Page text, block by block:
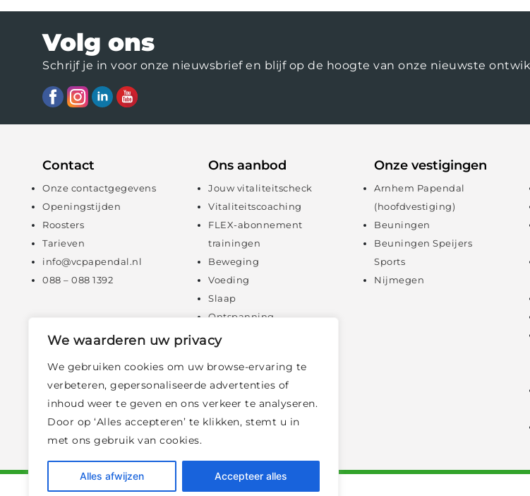
We waarderen uw privacy
We gebruiken cookies om uw browse-ervaring te
verbeteren, gepersonaliseerde advertenties of
inhoud weer te geven en ons verkeer te analyseren.
Door op ‘Alles accepteren’ te klikken, stemt u in
met ons gebruik van cookies.
Alles afwijzen Accepteer alles
Volg ons
Schrijf je in voor onze nieuwsbrief en blijf op de hoogte van onze nieuwste
Contact
Onze contactgegevens
Openingstijden
Roosters
Tarieven
info@vcpapendal.nl
088 – 088 1392
Ons aanbod
Jouw vitaliteitscheck
Vitaliteitscoaching
FLEX-abonnement
trainingen
Beweging
Voeding
Slaap
Ontspanning
Mentale fitheid
Online consulten
Onze vestigingen
Arnhem Papendal
(hoofdvestiging)
Beuningen
Beuningen Speijers
Sports
Nijmegen